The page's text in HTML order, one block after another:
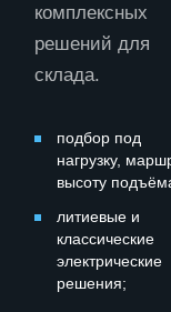
комплексных
решений для
склада.
подбор под
нагрузку,
высоту
литиевые и
классические
электрические
решения;